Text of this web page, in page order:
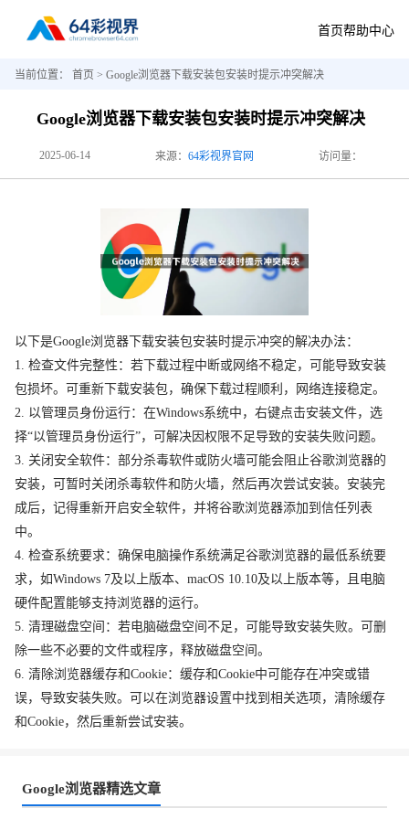
首页帮助中心
当前位置： 首页 > Google浏览器下载安装包安装时提示冲突解决
Google浏览器下载安装包安装时提示冲突解决
2025-06-14 来源： 64彩视界官网 访问量：
以下是Google浏览器下载安装包安装时提示冲突的解决办法：
1. 检查文件完整性：若下载过程中断或网络不稳定，可能导致安装
包损坏。可重新下载安装包，确保下载过程顺利，网络连接稳定。
2. 以管理员身份运行：在Windows系统中，右键点击安装文件，选
择“以管理员身份运行”，可解决因权限不足导致的安装失败问题。
3. 关闭安全软件：部分杀毒软件或防火墙可能会阻止谷歌浏览器的
安装，可暂时关闭杀毒软件和防火墙，然后再次尝试安装。安装完
成后，记得重新开启安全软件，并将谷歌浏览器添加到信任列表
中。
4. 检查系统要求：确保电脑操作系统满足谷歌浏览器的最低系统要
求，如Windows 7及以上版本、macOS 10.10及以上版本等，且电脑
硬件配置能够支持浏览器的运行。
5. 清理磁盘空间：若电脑磁盘空间不足，可能导致安装失败。可删
除一些不必要的文件或程序，释放磁盘空间。
6. 清除浏览器缓存和Cookie：缓存和Cookie中可能存在冲突或错
误，导致安装失败。可以在浏览器设置中找到相关选项，清除缓存
和Cookie，然后重新尝试安装。
Google浏览器精选文章